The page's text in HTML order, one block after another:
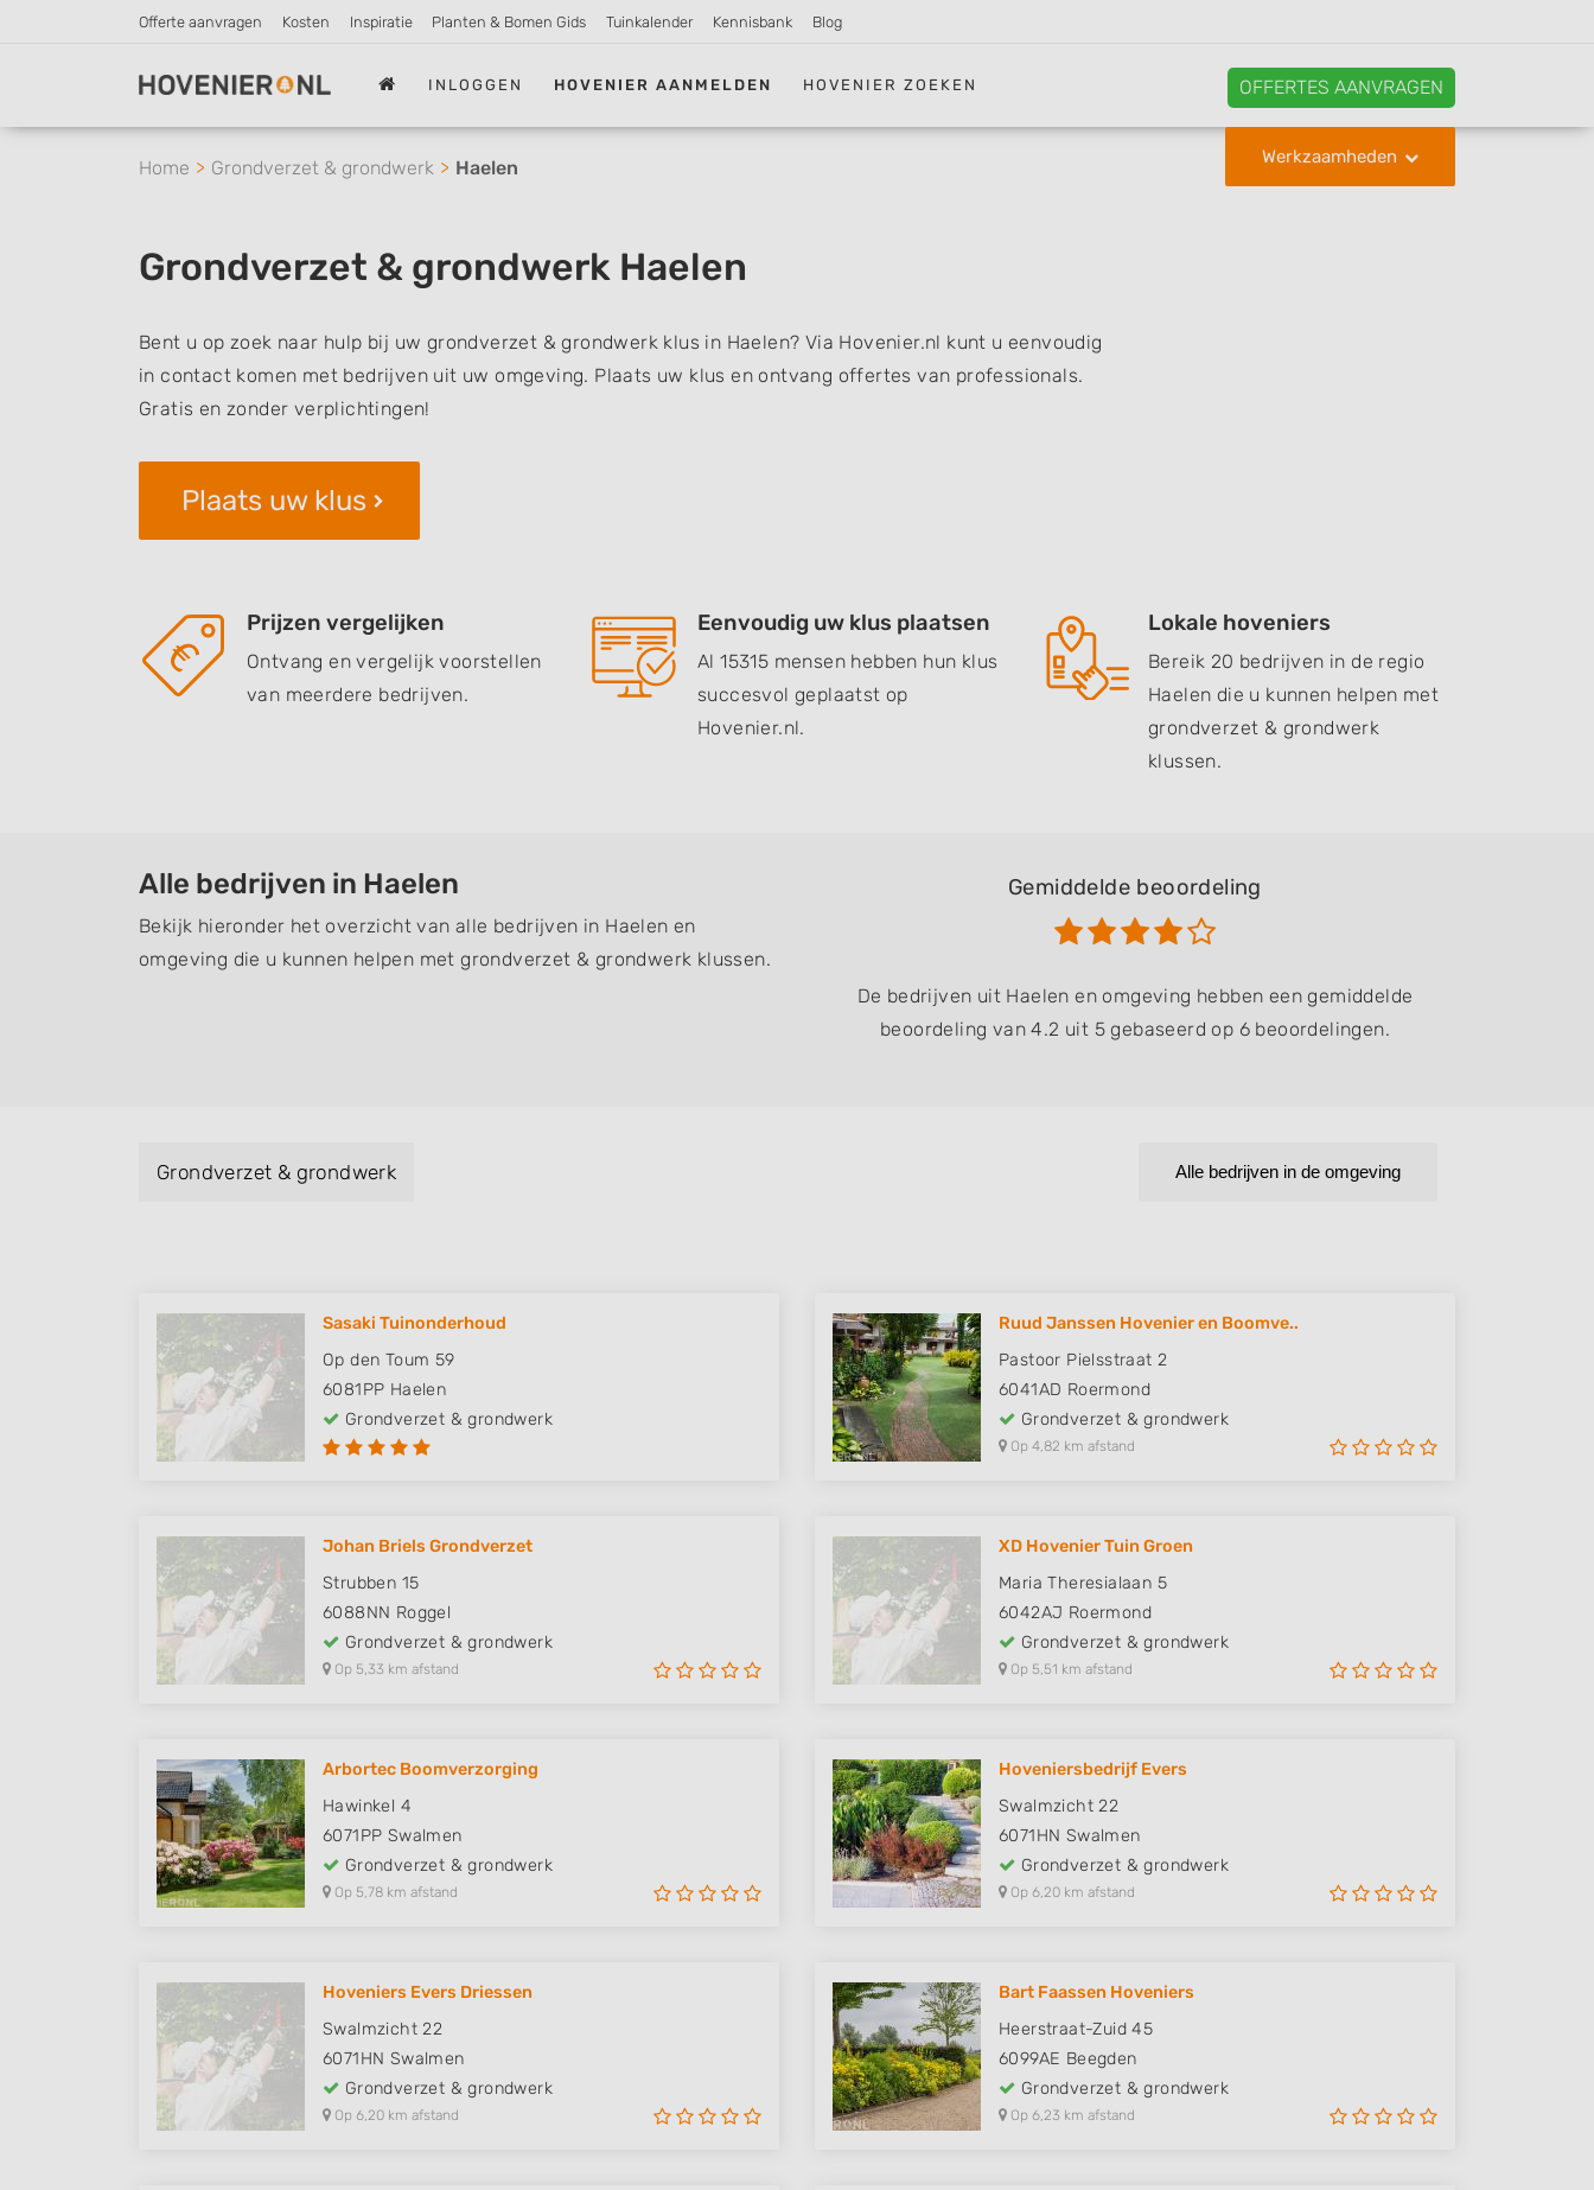
Offerte aanvragen Kosten Inspiratie Planten & Bomen Gids Tuinkalender Kennisbank Blog
INLOGGEN HOVENIER AANMELDEN HOVENIER ZOEKEN OFFERTES AANVRAGEN
Werkzaamheden
Home Grondverzet & grondwerk Haelen
Grondverzet & grondwerk Haelen
Bent u op zoek naar hulp bij uw grondverzet & grondwerk klus in Haelen? Via Hovenier.nl kunt u eenvoudig
in contact komen met bedrijven uit uw omgeving. Plaats uw klus en ontvang offertes van professionals.
Gratis en zonder verplichtingen!
Plaats uw klus
Prijzen vergelijken
Ontvang en vergelijk voorstellen
van meerdere bedrijven.
Eenvoudig uw klus plaatsen
Al 15315 mensen hebben hun klus
succesvol geplaatst op
Hovenier.nl.
Lokale hoveniers
Bereik 20 bedrijven in de regio
Haelen die u kunnen helpen met
grondverzet & grondwerk
klussen.
Alle bedrijven in Haelen
Bekijk hieronder het overzicht van alle bedrijven in Haelen en
omgeving die u kunnen helpen met grondverzet & grondwerk klussen.
Gemiddelde beoordeling
De bedrijven uit Haelen en omgeving hebben een gemiddelde
beoordeling van 4.2 uit 5 gebaseerd op 6 beoordelingen.
Grondverzet & grondwerk Alle bedrijven in de omgeving
Sasaki Tuinonderhoud
Op den Toum 59
6081PP Haelen
Grondverzet & grondwerk
Ruud Janssen Hovenier en Boomve..
Pastoor Pielsstraat 2
6041AD Roermond
Grondverzet & grondwerk
Op 4,82 km afstand
Johan Briels Grondverzet
Strubben 15
6088NN Roggel
Grondverzet & grondwerk
Op 5,33 km afstand
XD Hovenier Tuin Groen
Maria Theresialaan 5
6042AJ Roermond
Grondverzet & grondwerk
Op 5,51 km afstand
Arbortec Boomverzorging
Hawinkel 4
6071PP Swalmen
Grondverzet & grondwerk
Op 5,78 km afstand
Hoveniersbedrijf Evers
Swalmzicht 22
6071HN Swalmen
Grondverzet & grondwerk
Op 6,20 km afstand
Hoveniers Evers Driessen
Swalmzicht 22
6071HN Swalmen
Grondverzet & grondwerk
Op 6,20 km afstand
Bart Faassen Hoveniers
Heerstraat-Zuid 45
6099AE Beegden
Grondverzet & grondwerk
Op 6,23 km afstand